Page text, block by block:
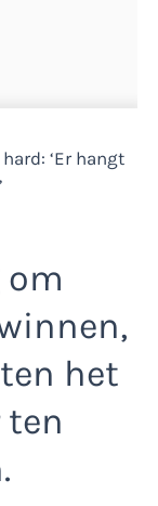
het